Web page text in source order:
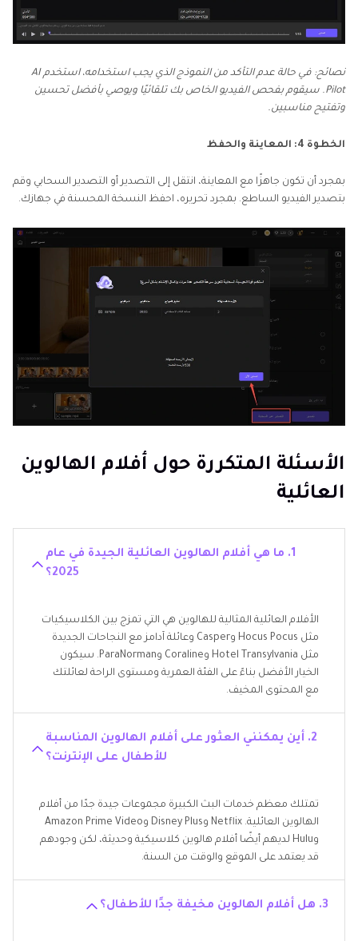
نصائح: في حالة عدم التأكد من النموذج الذي يجب استخدامه، استخدم AI
Pilot. سيقوم بفحص الفيديو الخاص بك تلقائيًا ويوصي بأفضل تحسين
وتفتيح مناسبين.
الخطوة 4: المعاينة والحفظ
بمجرد أن تكون جاهزًا مع المعاينة، انتقل إلى التصدير أو التصدير السحابي وقم
بتصدير الفيديو الساطع. بمجرد تحريره، احفظ النسخة المحسنة في جهازك.
الأسئلة المتكررة حول أفلام الهالوين
العائلية
1. ما هي أفلام الهالوين العائلية الجيدة في عام
2025؟
الأفلام العائلية المثالية للهالوين هي التي تمزج بين الكلاسيكيات
مثل Hocus Pocus وCasper وعائلة آدامز مع النجاحات الجديدة
مثل Hotel Transylvania وCoraline وParaNorman. سيكون
الخيار الأفضل بناءً على الفئة العمرية ومستوى الراحة لعائلتك
مع المحتوى المخيف.
2. أين يمكنني العثور على أفلام الهالوين المناسبة
للأطفال على الإنترنت؟
تمتلك معظم خدمات البث الكبيرة مجموعات جيدة جدًا من أفلام
الهالوين العائلية. Netflix وDisney Plus وAmazon Prime Video
وHulu لديهم أيضًا أفلام هالوين كلاسيكية وحديثة، لكن وجودهم
قد يعتمد على الموقع والوقت من السنة.
3. هل أفلام الهالوين مخيفة جدًا للأطفال؟